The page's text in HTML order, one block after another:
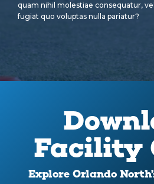
quam nihil molestiae consequatur,
fugiat quo voluptas nulla pariatur?
Facility
Explore Orlando